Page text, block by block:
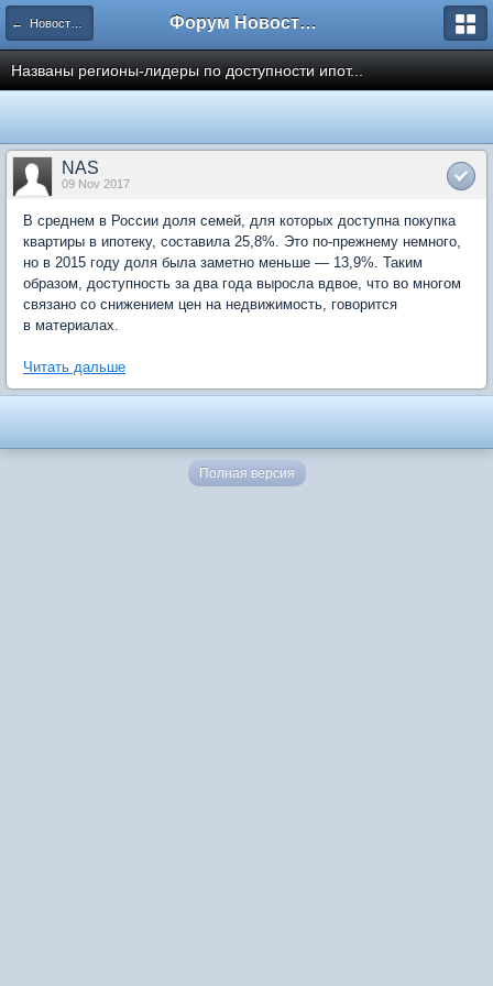
← Новости рынка недвижимости Форум Новостройки
Названы регионы-лидеры по доступности ипот...
NAS
09 Nov 2017
В среднем в России доля семей, для которых доступна покупка
квартиры в ипотеку, составила 25,8%. Это по-прежнему немного,
но в 2015 году доля была заметно меньше — 13,9%. Таким
образом, доступность за два года выросла вдвое, что во многом
связано со снижением цен на недвижимость, говорится
в материалах.
Читать дальше
Полная версия